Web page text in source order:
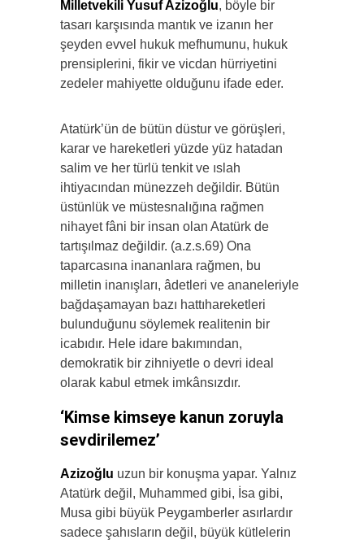
Milletvekili Yusuf Azizoğlu, böyle bir
tasarı karşısında mantık ve izanın her
şeyden evvel hukuk mefhumunu, hukuk
prensiplerini, fikir ve vicdan hürriyetini
zedeler mahiyette olduğunu ifade eder.
Atatürk’ün de bütün düstur ve görüşleri,
karar ve hareketleri yüzde yüz hatadan
salim ve her türlü tenkit ve ıslah
ihtiyacından münezzeh değildir. Bütün
üstünlük ve müstesnalığına rağmen
nihayet fâni bir insan olan Atatürk de
tartışılmaz değildir. (a.z.s.69) Ona
taparcasına inananlara rağmen, bu
milletin inanışları, âdetleri ve ananeleriyle
bağdaşamayan bazı hattıhareketleri
bulunduğunu söylemek realitenin bir
icabıdır. Hele idare bakımından,
demokratik bir zihniyetle o devri ideal
olarak kabul etmek imkânsızdır.
‘Kimse kimseye kanun zoruyla
sevdirilemez’
Azizoğlu uzun bir konuşma yapar. Yalnız
Atatürk değil, Muhammed gibi, İsa gibi,
Musa gibi büyük Peygamberler asırlardır
sadece şahısların değil, büyük kütlelerin